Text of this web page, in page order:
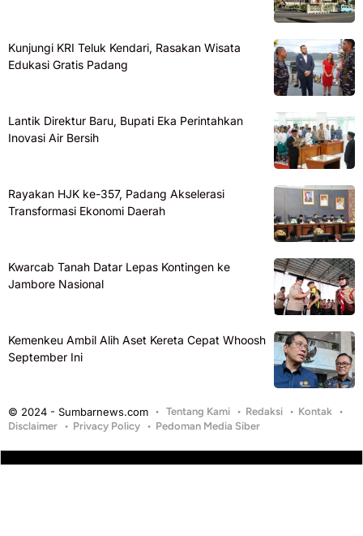
Kunjungi KRI Teluk Kendari, Rasakan Wisata
Edukasi Gratis Padang
Lantik Direktur Baru, Bupati Eka Perintahkan
Inovasi Air Bersih
Rayakan HJK ke-357, Padang Akselerasi
Transformasi Ekonomi Daerah
Kwarcab Tanah Datar Lepas Kontingen ke
Jambore Nasional
Kemenkeu Ambil Alih Aset Kereta Cepat Whoosh
September Ini
© 2024 - Sumbarnews.com Tentang Kami Redaksi
Kontak
Disclaimer
Privacy Policy Pedoman Media Siber